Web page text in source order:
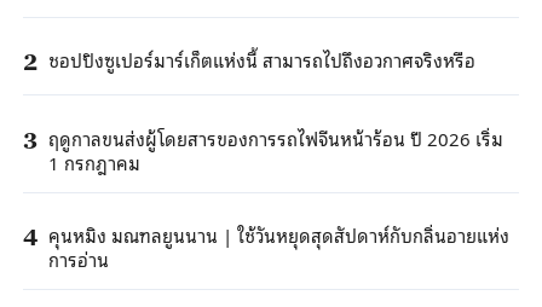
2 ชอปปิงซูเปอร์มาร์เก็ตแห่งนี้ สามารถไปถึงอวกาศจริงหรือ
3 ฤดูกาลขนส่งผู้โดยสารของการรถไฟจีนหน้าร้อน ปี 2026 เริ่ม
1 กรกฎาคม
4 คุนหมิง มณฑลยูนนาน | ใช้วันหยุดสุดสัปดาห์กับกลิ่นอายแห่ง
การอ่าน